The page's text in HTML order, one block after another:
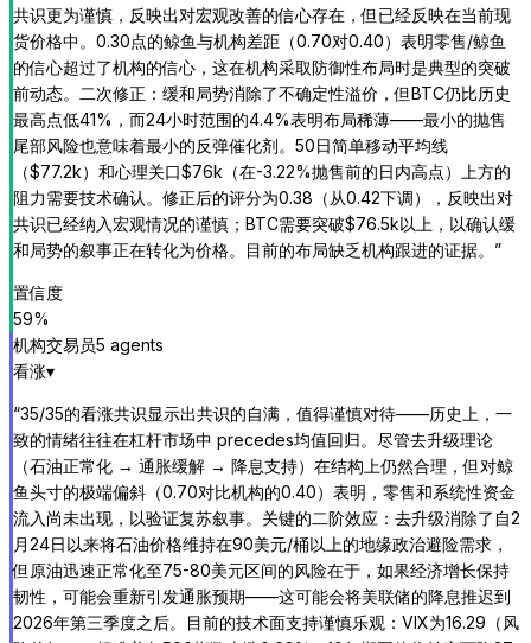
共识更为谨慎，反映出对宏观改善的信心存在，但已经反映在当前现
货价格中。0.30点的鲸鱼与机构差距（0.70对0.40）表明零售/鲸鱼
的信心超过了机构的信心，这在机构采取防御性布局时是典型的突破
前动态。二次修正：缓和局势消除了不确定性溢价，但BTC仍比历史
最高点低41%，而24小时范围的4.4%表明布局稀薄——最小的抛售
尾部风险也意味着最小的反弹催化剂。50日简单移动平均线
（$77.2k）和心理关口$76k（在-3.22%抛售前的日内高点）上方的
阻力需要技术确认。修正后的评分为0.38（从0.42下调），反映出对
共识已经纳入宏观情况的谨慎；BTC需要突破$76.5k以上，以确认缓
和局势的叙事正在转化为价格。目前的布局缺乏机构跟进的证据。 ”
置信度
59%
机构交易员5 agents
看涨▾
“35/35的看涨共识显示出共识的自满，值得谨慎对待——历史上，一
致的情绪往往在杠杆市场中 precedes均值回归。尽管去升级理论
（石油正常化 → 通胀缓解 → 降息支持）在结构上仍然合理，但对鲸
鱼头寸的极端偏斜（0.70对比机构的0.40）表明，零售和系统性资金
流入尚未出现，以验证复苏叙事。关键的二阶效应：去升级消除了自2
月24日以来将石油价格维持在90美元/桶以上的地缘政治避险需求，
但原油迅速正常化至75-80美元区间的风险在于，如果经济增长保持
韧性，可能会重新引发通胀预期——这可能会将美联储的降息推迟到
2026年第三季度之后。目前的技术面支持谨慎乐观：VIX为16.29（风